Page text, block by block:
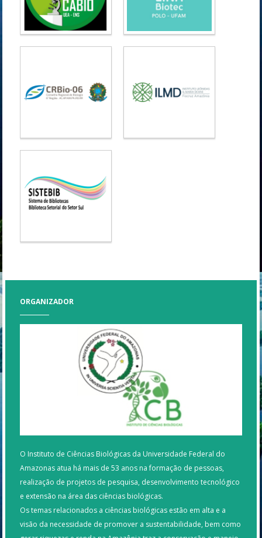
ORGANIZADOR
O Instituto de Ciências Biológicas da Universidade Federal do
Amazonas atua há mais de 53 anos na formação de pessoas,
realização de projetos de pesquisa, desenvolvimento tecnológico
e extensão na área das ciências biológicas.
Os temas relacionados a ciências biológicas estão em alta e a
visão da necessidade de promover a sustentabilidade, bem como